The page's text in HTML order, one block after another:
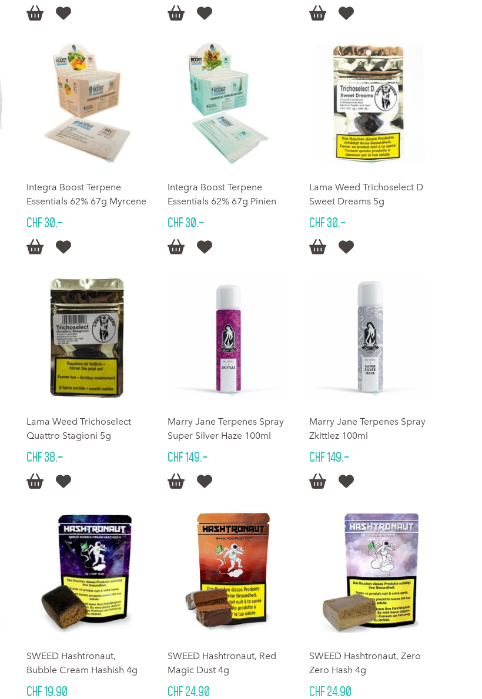
     
Integra Boost Terpene
Essentials 62% 67g Myrcene
CHF 30.–
 
Integra Boost Terpene
Essentials 62% 67g Pinien
CHF 30.–
 
Lama Weed Trichoselect D
Sweet Dreams 5g
CHF 30.–
 
Lama Weed Trichoselect
Quattro Stagioni 5g
CHF 38.–
 
Marry Jane Terpenes Spray
Super Silver Haze 100ml
CHF 149.–
 
Marry Jane Terpenes Spray
Zkittlez 100ml
CHF 149.–
 
SWEED Hashtronaut,
Bubble Cream Hashish 4g
CHF 19.90
SWEED Hashtronaut, Red
Magic Dust 4g
CHF 24.90
SWEED Hashtronaut, Zero
Zero Hash 4g
CHF 24.90